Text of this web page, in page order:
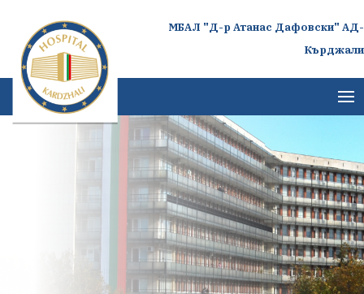
МБАЛ "Д-р Атанас Дафовски" АД-
Кърджали